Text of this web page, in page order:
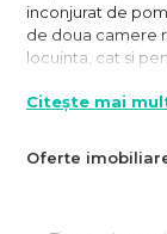
Oferte
inconjurat de
de doua camere
locuinta, cat si
Amplasat la
reduse la
Citește mai